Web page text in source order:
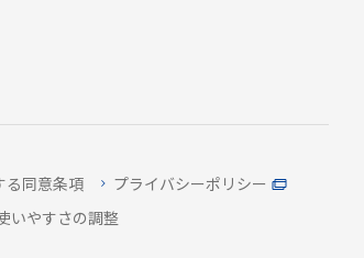
る同意条項 プライバシーポリシー
いやすさの調整